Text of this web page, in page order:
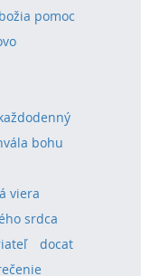
božia pomoc
bohu
viera
srdca
docat